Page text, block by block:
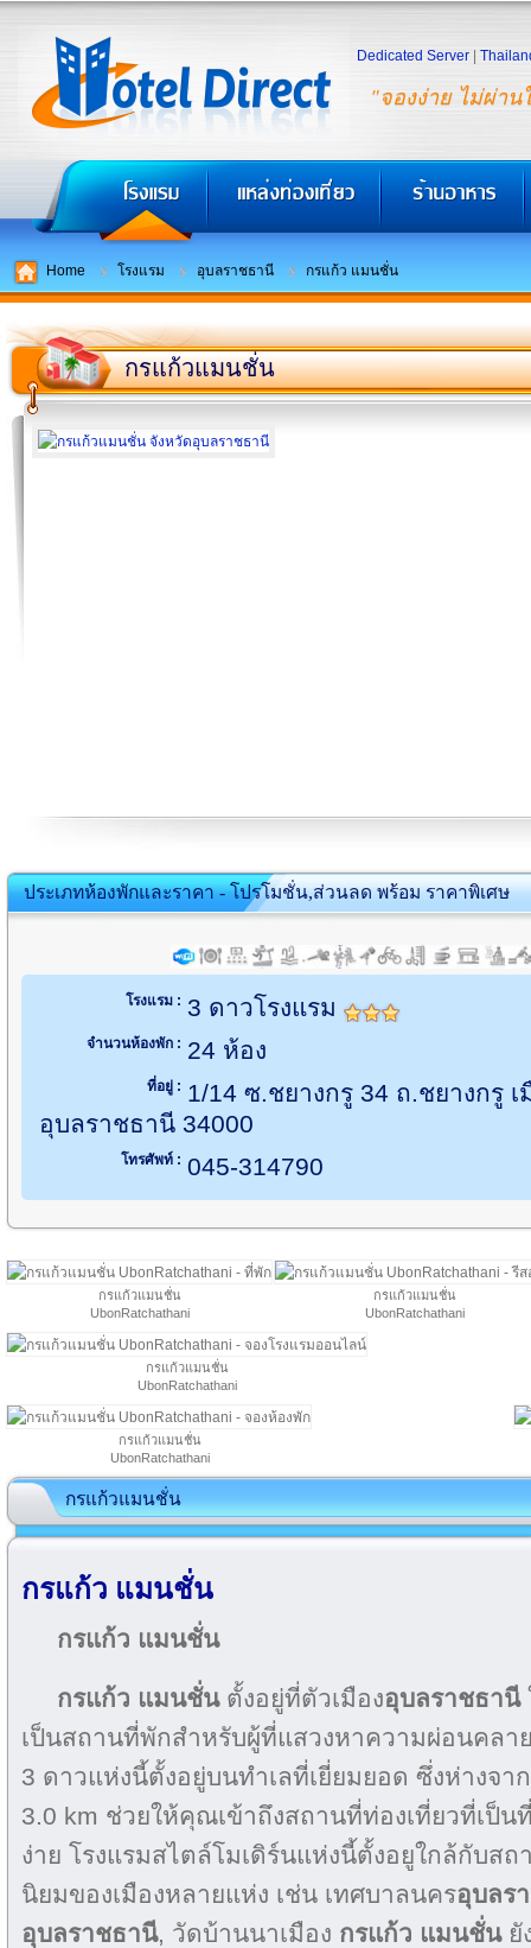
"จองง่าย ไม่ผ่าน
Dedicated Server
Home โรงแรม อุบลราชธานี กรแก้ว แมนชั่น
กรแก้วแมนชั่น
ประเภทห้องพักและราคา - โปรโมชั่น,ส่วนลด พร้อม ราคาพิเศษ
โรงแรม : 3 ดาวโรงแรม
จำนวนห้องพัก : 24 ห้อง
ที่อยู่ : 1/14 ซ.ชยางกรู 34 ถ.ชยางกรู
อุบลราชธานี 34000
โทรศัพท์ : 045-314790
กรแก้วแมนชั่น
UbonRatchathani
กรแก้วแมนชั่น
UbonRatchathani
กรแก้วแมนชั่น
UbonRatchathani
กรแก้วแมนชั่น
UbonRatchathani
กรแก้วแมนชั่น
กรแก้ว แมนชั่น
กรแก้ว แมนชั่น
กรแก้ว แมนชั่น ตั้งอยู่ที่ตัวเมืองอุบลราชธานี
เป็นสถานที่พักสำหรับผู้ที่แสวงหาความผ่อนคลา
3 ดาวแห่งนี้ตั้งอยู่บนทำเลที่เยี่ยมยอด ซึ่งห่างจา
3.0 km ช่วยให้คุณเข้าถึงสถานที่ท่องเที่ยวที่เป็
ง่าย โรงแรมสไตล์โมเดิร์นแห่งนี้ตั้งอยูใกล้กับส
นิยมของเมืองหลายแห่ง เช่น เทศบาลนครอุบลร
อุบลราชธานี, วัดบ้านนาเมือง กรแก้ว แมนชั่นยั